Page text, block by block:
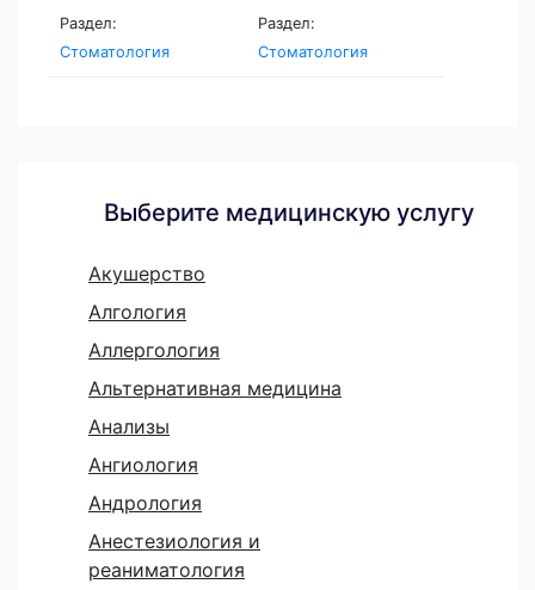
Раздел:
Стоматология
Раздел:
Стоматология
Выберите медицинскую услугу
Акушерство
Алгология
Аллергология
Альтернативная медицина
Анализы
Ангиология
Андрология
Анестезиология и
реаниматология